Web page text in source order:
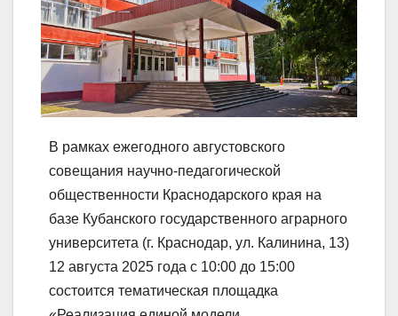
В рамках ежегодного августовского
совещания научно-педагогической
общественности Краснодарского края на
базе Кубанского государственного аграрного
университета (г. Краснодар, ул. Калинина, 13)
12 августа 2025 года с 10:00 до 15:00
состоится тематическая площадка